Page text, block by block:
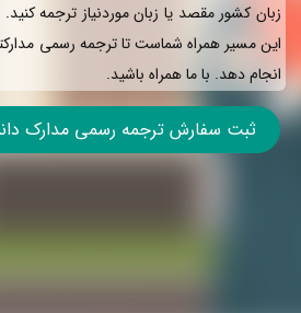
زبان کشور مقصد یا زبان موردنیاز ترجمه
این مسیر همراه شماست تا ترجمه رسمی
انجام دهد. با ما همراه باشید.
ثبت سفارش ترجمه رسمی مدارک